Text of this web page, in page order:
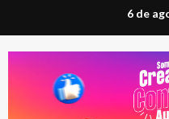
al
contenido
6 de